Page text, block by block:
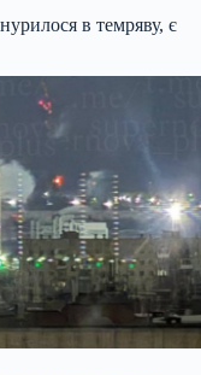
в темряву, є